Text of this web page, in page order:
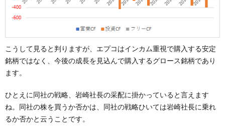
こうして見ると判りますが、エプコはインカム重視で購入する安定
銘柄ではなく、今後の成長を見込んで購入するグロース銘柄であり
ます。
ひとえに同社の戦略、岩崎社長の采配に掛かっていると言えます
ね。同社の株を買うか否かは、同社の戦略ひいては岩崎社長に乗れ
るか否かと云うことです。